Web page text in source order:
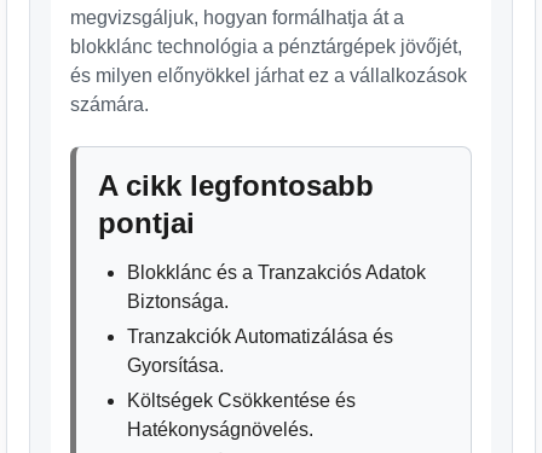
megvizsgáljuk, hogyan formálhatja át a
blokklánc technológia a pénztárgépek jövőjét,
és milyen előnyökkel járhat ez a vállalkozások
számára.
A cikk legfontosabb
pontjai
Blokklánc és a Tranzakciós Adatok
Biztonsága.
Tranzakciók Automatizálása és
Gyorsítása.
Költségek Csökkentése és
Hatékonyságnövelés.